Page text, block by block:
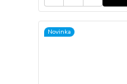
Novinka